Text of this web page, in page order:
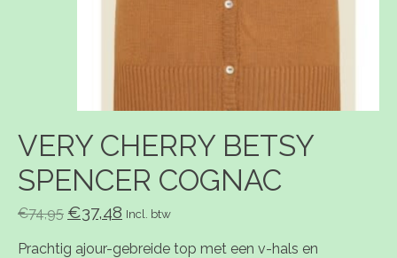
VERY CHERRY BETSY
SPENCER COGNAC
€74,95 €37,48 Incl. btw
Prachtig ajour-gebreide top met een v-hals en